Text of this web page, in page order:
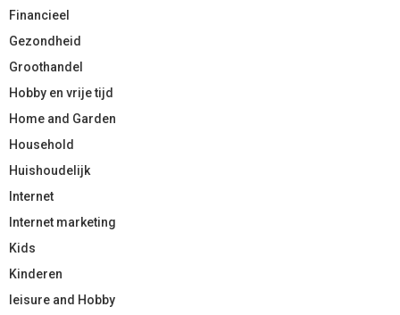
Financieel
Gezondheid
Groothandel
Hobby en vrije tijd
Home and Garden
Household
Huishoudelijk
Internet
Internet marketing
Kids
Kinderen
leisure and Hobby